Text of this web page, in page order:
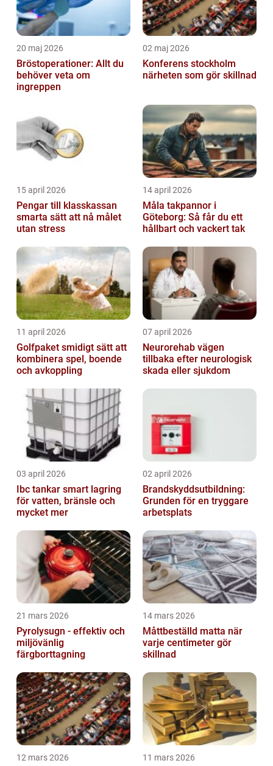
20 maj 2026
Bröstoperationer: Allt du
behöver veta om
ingreppen
02 maj 2026
Konferens stockholm
närheten som gör skillnad
15 april 2026
Pengar till klasskassan
smarta sätt att nå målet
utan stress
14 april 2026
Måla takpannor i
Göteborg: Så får du ett
hållbart och vackert tak
11 april 2026
Golfpaket smidigt sätt att
kombinera spel, boende
och avkoppling
07 april 2026
Neurorehab vägen
tillbaka efter neurologisk
skada eller sjukdom
03 april 2026
Ibc tankar smart lagring
för vatten, bränsle och
mycket mer
02 april 2026
Brandskyddsutbildning:
Grunden för en tryggare
arbetsplats
21 mars 2026
Pyrolysugn - effektiv och
miljövänlig
färgborttagning
14 mars 2026
Måttbeställd matta när
varje centimeter gör
skillnad
12 mars 2026 11 mars 2026